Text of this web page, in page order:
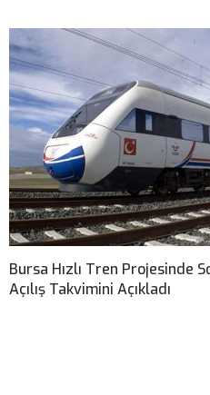
Bursa Hızlı Tren Projesinde
Açılış Takvimini Açıkladı